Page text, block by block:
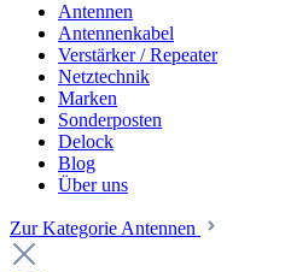
Antennen
Antennenkabel
Verstärker / Repeater
Netztechnik
Marken
Sonderposten
Delock
Blog
Über uns
Zur Kategorie Antennen